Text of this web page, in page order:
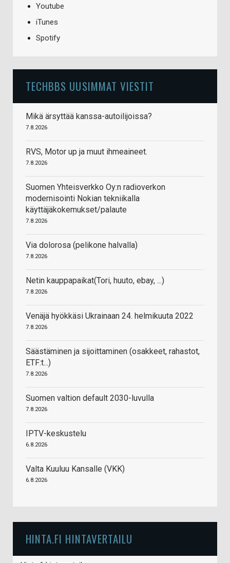
Youtube
iTunes
Spotify
TECHBBS UUSIMMAT VIESTIT
Mikä ärsyttää kanssa-autoilijoissa?
7.8.2026
RVS, Motor up ja muut ihmeaineet.
7.8.2026
Suomen Yhteisverkko Oy:n radioverkon
modernisointi Nokian tekniikalla
käyttäjäkokemukset/palaute
7.8.2026
Via dolorosa (pelikone halvalla)
7.8.2026
Netin kauppapaikat(Tori, huuto, ebay, ...)
7.8.2026
Venäjä hyökkäsi Ukrainaan 24. helmikuuta 2022
7.8.2026
Säästäminen ja sijoittaminen (osakkeet, rahastot,
ETF:t...)
7.8.2026
Suomen valtion default 2030-luvulla
7.8.2026
IPTV-keskustelu
6.8.2026
Valta Kuuluu Kansalle (VKK)
6.8.2026
HINTA.FI HINTAVERTAILU